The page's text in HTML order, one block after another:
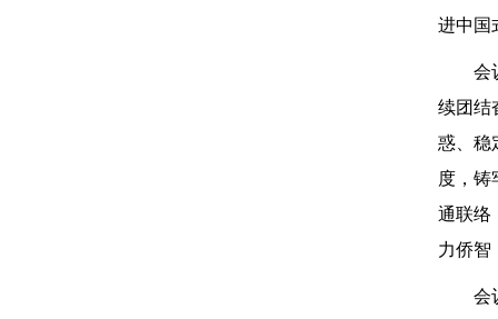
进中国
会
续团结
惑、稳
度，铸
通联络
力侨智
会